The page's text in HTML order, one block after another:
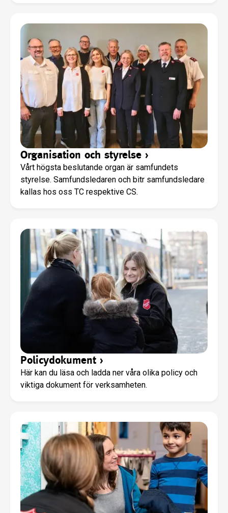
Organisation och styrelse ›
Vårt högsta beslutande organ är samfundets
styrelse. Samfundsledaren och bitr samfundsledare
kallas hos oss TC respektive CS.
Policydokument ›
Här kan du läsa och ladda ner våra olika policy och
viktiga dokument för verksamheten.